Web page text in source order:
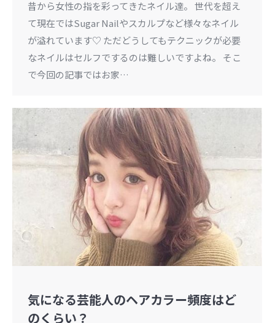
昔から女性の指を彩ってきたネイル達。 世代を超え
て現在ではSugar Nailやスカルプなど様々なネイル
が溢れています♡ ただどうしてもテクニックが必要
なネイルはセルフでするのは難しいですよね。 そこ
で今回の記事ではお家…
気になる芸能人のヘアカラー頻度はど
のくらい？